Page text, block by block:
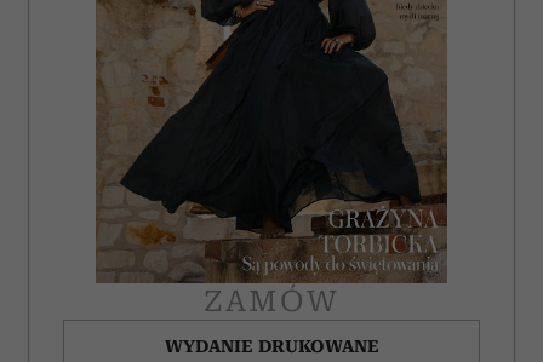
ZAMÓW
WYDANIE DRUKOWANE